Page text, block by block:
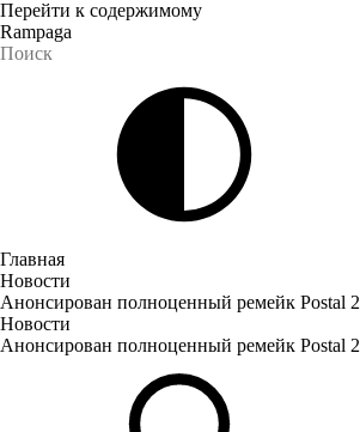
Перейти к содержимому
Rampaga
Главная
Новости
Анонсирован полноценный ремейк Postal 2
Новости
Анонсирован полноценный ремейк Postal 2